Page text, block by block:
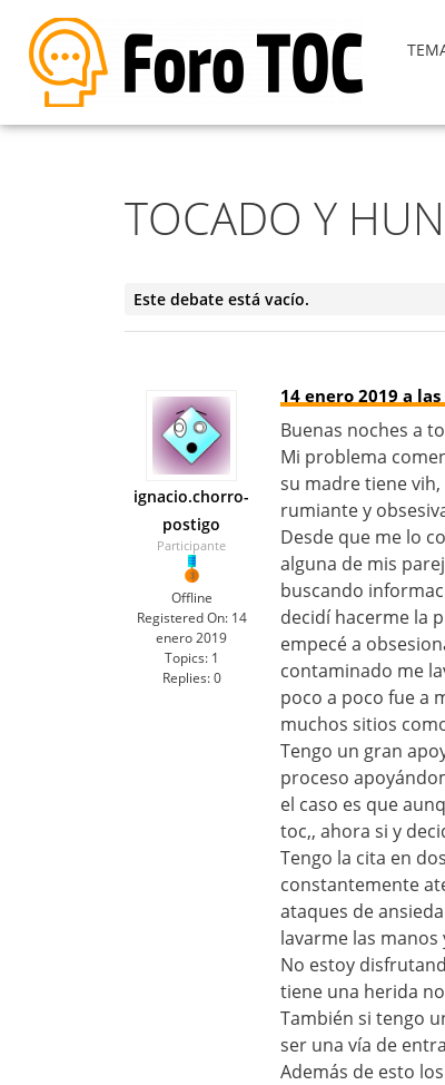
TOCADO Y
Este debate está vacío.
ignacio.chorro-
postigo
Participante
Offline
Registered On: 14
enero 2019
Topics: 1
Replies: 0
14 enero 2019 a las
Buenas noches a
Mi problema
su madre tiene
rumiante y
Desde que me lo
alguna de mis
buscando
decidí hacerme la
empecé a
contaminado me
poco a poco fue a
muchos sitios
Tengo un gran
proceso
el caso es que
toc,, ahora si y
Tengo la cita en
constantemente
ataques de
lavarme las
No estoy
tiene una herida
También si tengo
ser una vía de
Además de esto